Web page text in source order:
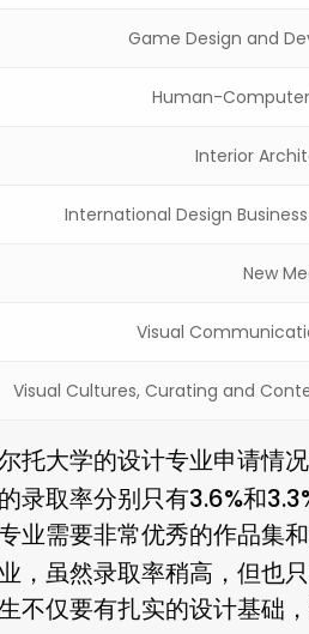
Game Design and
Human-
Interior
International Design
New
Visual
Visual Cultures, Curating and
托大学的设计专业申请情
录取率分别只有3.6%和
业需要非常优秀的作品集
，虽然录取率稍高，但也
不仅要有扎实的设计基础